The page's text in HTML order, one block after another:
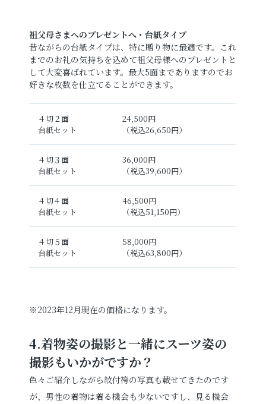
祖父母さまへのプレゼントへ・台紙タイプ
昔ながらの台紙タイプは、特に贈り物に最適です。これ
までのお礼の気持ちを込めて祖父母様へのプレゼントと
して大変喜ばれています。最大5面までありますのでお
好きな枚数を仕立てることができます。
４切２面
台紙セット
24,500円
（税込26,650円）
４切３面
台紙セット
36,000円
（税込39,600円）
４切４面
台紙セット
46,500円
（税込51,150円）
４切５面
台紙セット
58,000円
（税込63,800円）
※2023年12月現在の価格になります。
4.着物姿の撮影と一緒にスーツ姿の
撮影もいかがですか？
色々ご紹介しながら紋付袴の写真も載せてきたのです
が、男性の着物は着る機会も少ないですし、見る機会